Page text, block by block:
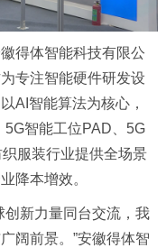
得体智能科技有限公
专注智能硬件研发设
AI智能算法为核心，
智能工位PAD、5G
服装行业提供全场景
降本增效。
新力量同台交流，我
阔前景。”安徽得体智